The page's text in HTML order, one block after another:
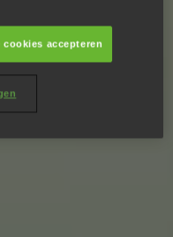
cookies accepteren